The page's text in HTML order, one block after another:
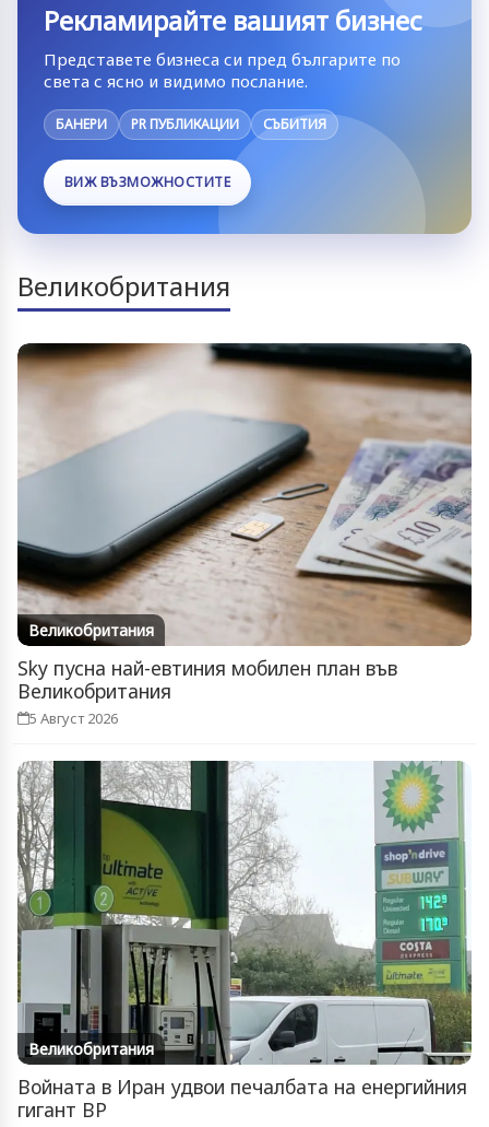
Рекламирайте вашият бизнес
Представете бизнеса си пред българите по
света с ясно и видимо послание.
БАНЕРИ PR ПУБЛИКАЦИИ СЪБИТИЯ
ВИЖ ВЪЗМОЖНОСТИТЕ
Великобритания
Великобритания
Sky пусна най-евтиния мобилен план във
Великобритания
5 Август 2026
Великобритания
Войната в Иран удвои печалбата на енергийния
гигант BP